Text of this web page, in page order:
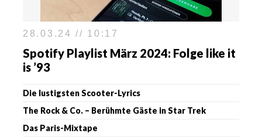
28.03.24 // 10:17
Spotify Playlist März 2024: Folge like it
is ’93
Die lustigsten Scooter-Lyrics
The Rock & Co. – Berühmte Gäste in Star Trek
Das Paris-Mixtape